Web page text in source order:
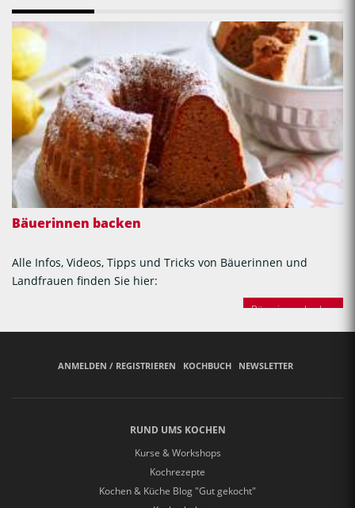
Bäuerinnen backen
Alle Infos, Videos, Tipps und Tricks von Bäuerinnen und
Landfrauen finden Sie hier:
Bäuerinnen backen
ANMELDEN / REGISTRIEREN KOCHBUCH NEWSLETTER
RUND UMS KOCHEN
Kurse & Workshops
Kochrezepte
Kochen & Küche Blog "Gut gekocht"